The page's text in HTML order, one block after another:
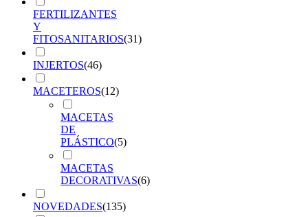
FERTILIZANTES
Y
FITOSANITARIOS(31)
INJERTOS(46)
MACETEROS(12)
MACETAS
DE
PLÁSTICO(5)
MACETAS
DECORATIVAS(6)
NOVEDADES(135)